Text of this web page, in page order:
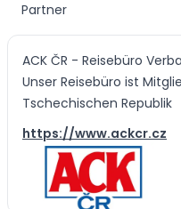
Partner
ACK ČR - Reisebüro
Unser Reisebüro ist
Tschechischen Republik
https://www.ackcr.cz